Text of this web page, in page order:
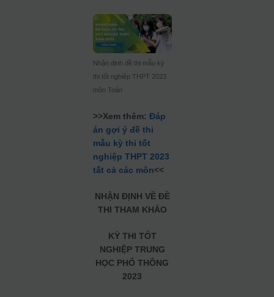
Nhận định đề thi mẫu kỳ
thi tốt nghiệp THPT 2023
môn Toán
>>Xem thêm:Đáp
án gợi ý đề thi
mẫu kỳ thi tốt
nghiệp THPT 2023
tất cả các môn<<
NHẬN ĐỊNH VỀ ĐỀ
THI THAM KHẢO
KỲ THI TỐT
NGHIỆP TRUNG
HỌC PHỔ THÔNG
2023